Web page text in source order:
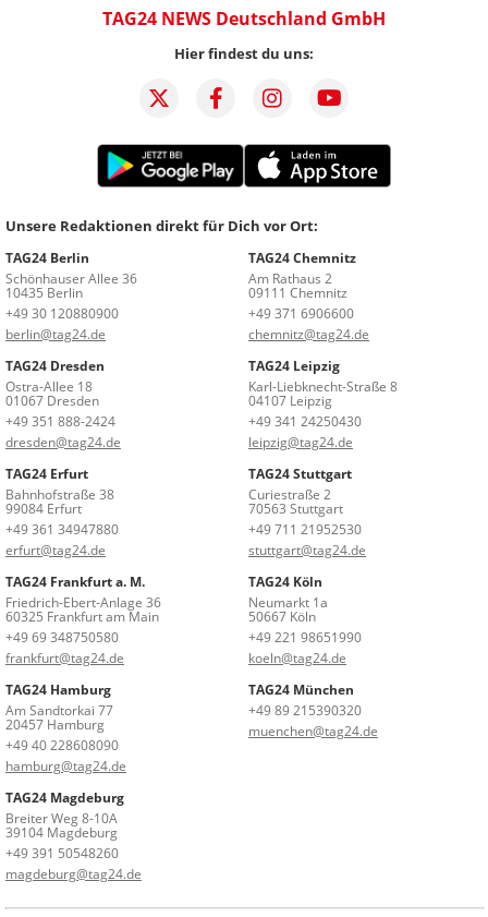
TAG24 NEWS Deutschland GmbH
Hier findest du uns:
Unsere Redaktionen direkt für Dich vor Ort:
TAG24 Berlin
Schönhauser Allee 36
10435 Berlin
+49 30 120880900
berlin@tag24.de
TAG24 Chemnitz
Am Rathaus 2
09111 Chemnitz
+49 371 6906600
chemnitz@tag24.de
TAG24 Dresden
Ostra-Allee 18
01067 Dresden
+49 351 888-2424
dresden@tag24.de
TAG24 Leipzig
Karl-Liebknecht-Straße 8
04107 Leipzig
+49 341 24250430
leipzig@tag24.de
TAG24 Erfurt
Bahnhofstraße 38
99084 Erfurt
+49 361 34947880
erfurt@tag24.de
TAG24 Stuttgart
Curiestraße 2
70563 Stuttgart
+49 711 21952530
stuttgart@tag24.de
TAG24 Frankfurt a. M.
Friedrich-Ebert-Anlage 36
60325 Frankfurt am Main
+49 69 348750580
frankfurt@tag24.de
TAG24 Köln
Neumarkt 1a
50667 Köln
+49 221 98651990
koeln@tag24.de
TAG24 Hamburg
Am Sandtorkai 77
20457 Hamburg
+49 40 228608090
hamburg@tag24.de
TAG24 München
+49 89 215390320
muenchen@tag24.de
TAG24 Magdeburg
Breiter Weg 8-10A
39104 Magdeburg
+49 391 50548260
magdeburg@tag24.de